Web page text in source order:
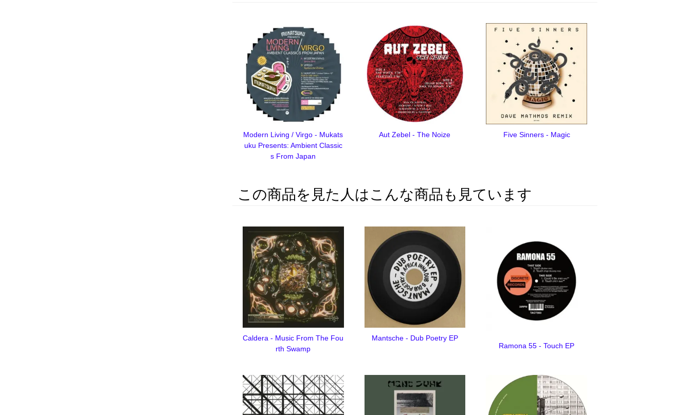
Modern Living / Virgo - Mukats
uku Presents: Ambient Classic
s From Japan
Aut Zebel - The Noize Five Sinners - Magic
この商品を見た人はこんな商品も見ています
Caldera - Music From The Fou
rth Swamp
Mantsche - Dub Poetry EP
Ramona 55 - Touch EP